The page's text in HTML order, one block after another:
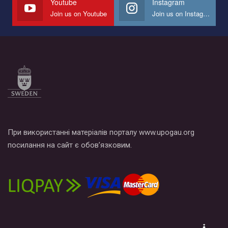
Все, что вам нужно сделать - это зайти на наш канал YouTube
по этой ссылке и поставить лайк под видео.
Join us on Youtube Join us on Instagram
При використанні матеріалів порталу www.upogau.org
посилання на сайт є обов’язковим.